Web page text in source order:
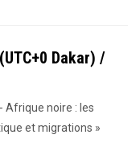
Dakar) /
Afrique noire : les
et migrations »